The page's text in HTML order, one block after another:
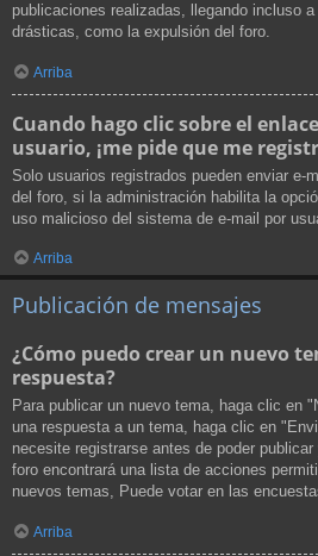
publicaciones realizadas, llegando incluso
drásticas, como la expulsión del foro.
Arriba
Cuando hago clic sobre el
usuario, ¡me pide que me
Solo usuarios registrados pueden enviar e-
del foro, si la administración habilita la
uso malicioso del sistema de e-mail por
Arriba
Publicación de mensajes
¿Cómo puedo crear un nuevo
respuesta?
Para publicar un nuevo tema, haga clic en
una respuesta a un tema, haga clic en
necesite registrarse antes de poder
foro encontrará una lista de acciones
nuevos temas, Puede votar en las
Arriba